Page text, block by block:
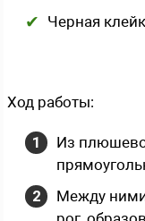
Черная
Ход работы:
Из
Между